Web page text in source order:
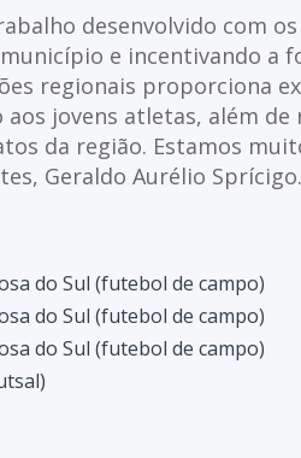
desenvolvido com
e incentivando a
regionais proporciona
jovens atletas, além
da região. Estamos
Geraldo Aurélio Sprícigo.
do Sul (futebol de campo)
do Sul (futebol de campo)
do Sul (futebol de campo)